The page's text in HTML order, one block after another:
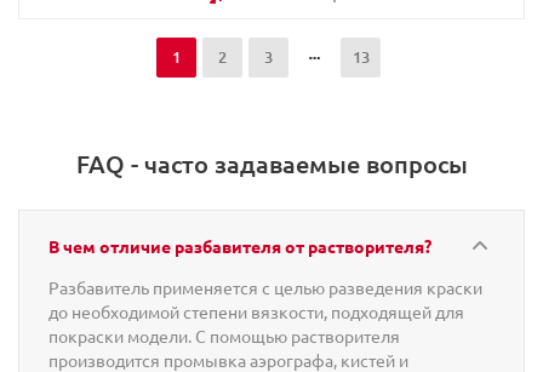
1 2 3 13
FAQ - часто задаваемые вопросы
В чем отличие разбавителя от растворителя?
Разбавитель применяется с целью разведения краски
до необходимой степени вязкости, подходящей для
покраски модели. С помощью растворителя
производится промывка аэрографа, кистей и